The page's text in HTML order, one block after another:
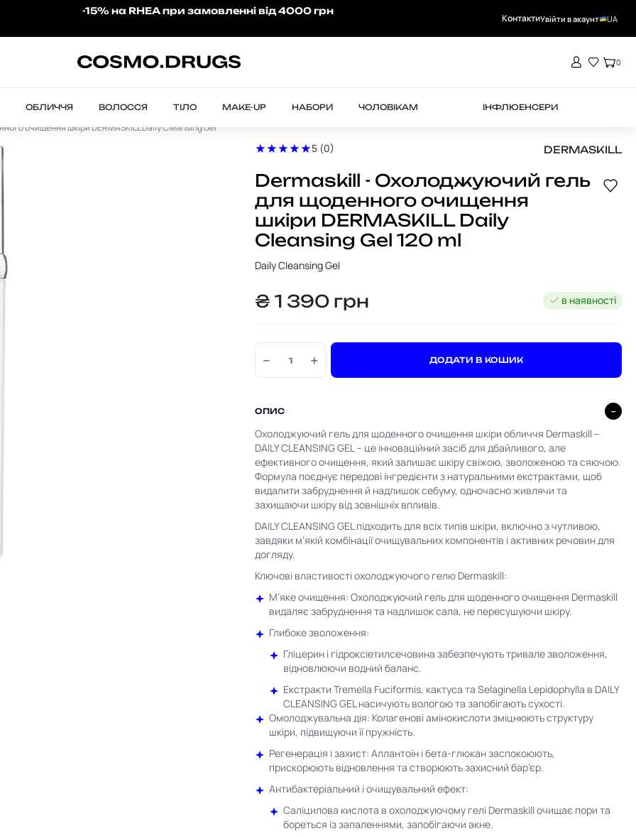
-15% на RHEA при замовленні від 4000 грн
КонтактиУвійти в акаунт UA
0
ОБЛИЧЧЯ ВОЛОССЯ ТІЛО MAKE-UP НАБОРИ ЧОЛОВІКАМ ІНФЛЮЕНСЕРИ
очищення шкіри DERMASKILL Daily Cleansing Gel
5 (0) DERMASKILL
Dermaskill - Охолоджуючий гель
для щоденного очищення
шкіри DERMASKILL Daily
Cleansing Gel 120 ml
Daily Cleansing Gel
₴1 390 грн в наявності
− + ДОДАТИ В КОШИК
ОПИС
Охолоджуючий гель для щоденного очищення шкіри обличчя Dermaskill –
DAILY CLEANSING GEL – це інноваційний засіб для дбайливого, але
ефективного очищення, який залишає шкіру свіжою, зволоженою та сяючою.
Формула поєднує передові інгредієнти з натуральними екстрактами, щоб
видалити забруднення й надлишок себуму, одночасно живлячи та
захищаючи шкіру від зовнішніх впливів.
DAILY CLEANSING GEL підходить для всіх типів шкіри, включно з чутливою,
завдяки м’якій комбінації очищувальних компонентів і активних речовин для
догляду.
Ключові властивості охолоджуючого гелю Dermaskill:
М’яке очищення: Охолоджуючий гель для щоденного очищення Dermaskill
видаляє забруднення та надлишок сала, не пересушуючи шкіру.
Глибоке зволоження:
Гліцерин і гідроксіетилсечовина забезпечують тривале зволоження,
відновлюючи водний баланс.
Екстракти Tremella Fuciformis, кактуса та Selaginella Lepidophylla в DAILY
CLEANSING GEL насичують вологою та запобігають сухості.
Омолоджувальна дія: Колагенові амінокислоти зміцнюють структуру
шкіри, підвищуючи її пружність.
Регенерація і захист: Аллантоїн і бета-глюкан заспокоюють,
прискорюють відновлення та створюють захисний бар’єр.
Антибактеріальний і очищувальний ефект:
Саліцилова кислота в охолоджуючому гелі Dermaskill очищає пори та
бореться із запаленнями, запобігаючи акне.